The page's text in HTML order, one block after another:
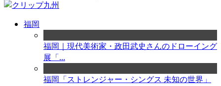
福岡
福岡｜現代美術家・政田武史さんのドローイング
展「...
福岡「ストレンジャー・シングス 未知の世界」